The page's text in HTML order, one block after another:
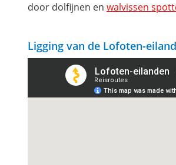
door dolfijnen en walvissen
Ligging van de Lofoten-